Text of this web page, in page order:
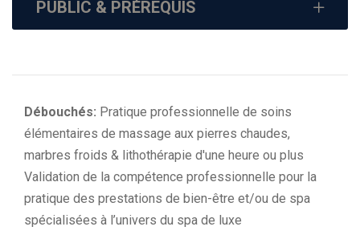
PUBLIC & PRÉREQUIS
Débouchés: Pratique professionnelle de soins
élémentaires de massage aux pierres chaudes,
marbres froids & lithothérapie d'une heure ou plus
Validation de la compétence professionnelle pour la
pratique des prestations de bien-être et/ou de spa
spécialisées à l’univers du spa de luxe